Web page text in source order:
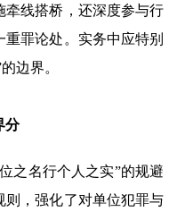
牵线搭桥，还深度参与行
罪论处。实务中应特别
边界。
分
之名行个人之实”的规避
则，强化了对单位犯罪与